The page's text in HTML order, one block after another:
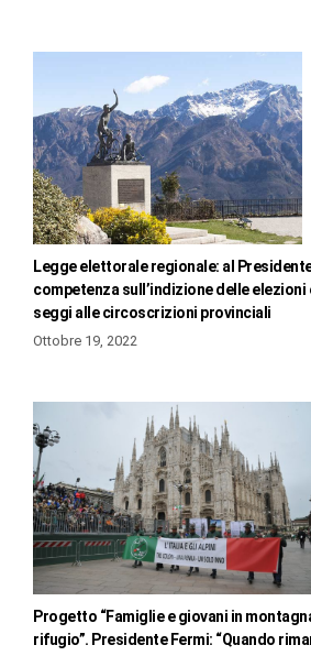
Legge elettorale regionale: al
competenza sull’indizione delle elezioni
seggi alle circoscrizioni provinciali
Ottobre 19, 2022
Progetto “Famiglie e giovani in
rifugio”. Presidente Fermi: “Quando